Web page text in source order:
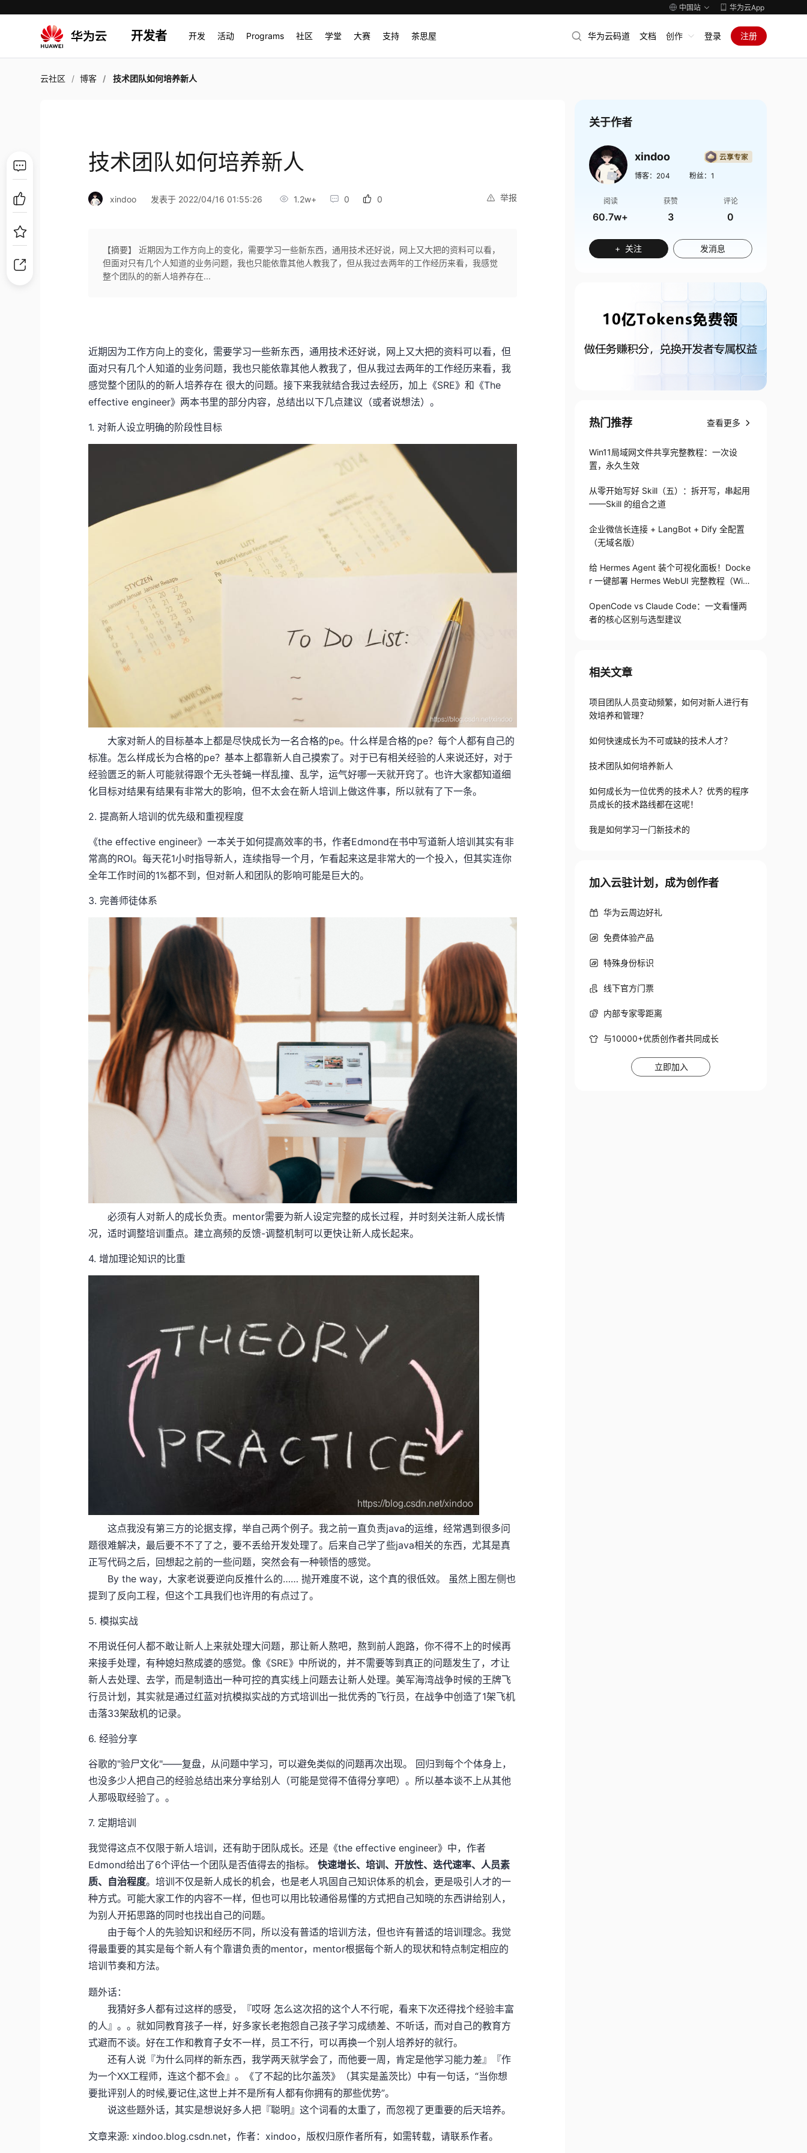
中国站 华为云App
开发者 开发 活动 Programs 社区 学堂 大赛 支持 茶思屋 华为云码道 文档 创作 登录 注册
云社区 博客 技术团队如何培养新人
技术团队如何培养新人
举报
xindoo 发表于 2022/04/16 01:55:26 1.2w+ 0 0
【摘要】 近期因为工作方向上的变化，需要学习一些新东西，通用技术还好说，网上又大把的资料可以看，
但面对只有几个人知道的业务问题，我也只能依靠其他人教我了，但从我过去两年的工作经历来看，我感觉
整个团队的的新人培养存在...
近期因为工作方向上的变化，需要学习一些新东西，通用技术还好说，网上又大把的资料可以看，但
面对只有几个人知道的业务问题，我也只能依靠其他人教我了，但从我过去两年的工作经历来看，我
感觉整个团队的的新人培养存在 很大的问题。接下来我就结合我过去经历，加上《SRE》和《The
effective engineer》两本书里的部分内容，总结出以下几点建议（或者说想法）。
1. 对新人设立明确的阶段性目标
大家对新人的目标基本上都是尽快成长为一名合格的pe。什么样是合格的pe？每个人都有自己的
标准。怎么样成长为合格的pe？基本上都靠新人自己摸索了。对于已有相关经验的人来说还好，对于
经验匮乏的新人可能就得跟个无头苍蝇一样乱撞、乱学，运气好哪一天就开窍了。也许大家都知道细
化目标对结果有结果有非常大的影响，但不太会在新人培训上做这件事，所以就有了下一条。
2. 提高新人培训的优先级和重视程度
《the effective engineer》一本关于如何提高效率的书，作者Edmond在书中写道新人培训其实有非
常高的ROI。每天花1小时指导新人，连续指导一个月，乍看起来这是非常大的一个投入，但其实连你
全年工作时间的1%都不到，但对新人和团队的影响可能是巨大的。
3. 完善师徒体系
必须有人对新人的成长负责。mentor需要为新人设定完整的成长过程，并时刻关注新人成长情
况，适时调整培训重点。建立高频的反馈-调整机制可以更快让新人成长起来。
4. 增加理论知识的比重
这点我没有第三方的论据支撑，举自己两个例子。我之前一直负责java的运维，经常遇到很多问
题很难解决，最后要不不了了之，要不丢给开发处理了。后来自己学了些java相关的东西，尤其是真
正写代码之后，回想起之前的一些问题，突然会有一种顿悟的感觉。
By the way，大家老说要逆向反推什么的…… 抛开难度不说，这个真的很低效。 虽然上图左侧也
提到了反向工程，但这个工具我们也许用的有点过了。
5. 模拟实战
不用说任何人都不敢让新人上来就处理大问题，那让新人熬吧，熬到前人跑路，你不得不上的时候再
来接手处理，有种媳妇熬成婆的感觉。像《SRE》中所说的，并不需要等到真正的问题发生了，才让
新人去处理、去学，而是制造出一种可控的真实线上问题去让新人处理。美军海湾战争时候的王牌飞
行员计划，其实就是通过红蓝对抗模拟实战的方式培训出一批优秀的飞行员，在战争中创造了1架飞机
击落33架敌机的记录。
6. 经验分享
谷歌的"验尸文化"——复盘，从问题中学习，可以避免类似的问题再次出现。 回归到每个个体身上，
也没多少人把自己的经验总结出来分享给别人（可能是觉得不值得分享吧）。所以基本谈不上从其他
人那吸取经验了。。
7. 定期培训
我觉得这点不仅限于新人培训，还有助于团队成长。还是《the effective engineer》中，作者
Edmond给出了6个评估一个团队是否值得去的指标。快速增长、培训、开放性、迭代速率、人员素
质、自治程度。培训不仅是新人成长的机会，也是老人巩固自己知识体系的机会，更是吸引人才的一
种方式。可能大家工作的内容不一样，但也可以用比较通俗易懂的方式把自己知晓的东西讲给别人，
为别人开拓思路的同时也找出自己的问题。
由于每个人的先验知识和经历不同，所以没有普适的培训方法，但也许有普适的培训理念。我觉
得最重要的其实是每个新人有个靠谱负责的mentor，mentor根据每个新人的现状和特点制定相应的
培训节奏和方法。
题外话：
我猜好多人都有过这样的感受，『哎呀 怎么这次招的这个人不行呢，看来下次还得找个经验丰富
的人』。。就如同教育孩子一样，好多家长老抱怨自己孩子学习成绩差、不听话，而对自己的教育方
式避而不谈。好在工作和教育子女不一样，员工不行，可以再换一个别人培养好的就行。
还有人说『为什么同样的新东西，我学两天就学会了，而他要一周，肯定是他学习能力差』『作
为一个XX工程师，连这个都不会』。《了不起的比尔盖茨》（其实是盖茨比）中有一句话，“当你想
要批评别人的时候,要记住,这世上并不是所有人都有你拥有的那些优势”。
说这些题外话，其实是想说好多人把『聪明』这个词看的太重了，而忽视了更重要的后天培养。
文章来源: xindoo.blog.csdn.net，作者：xindoo，版权归原作者所有，如需转载，请联系作者。
关于作者
xindoo
博客： 204 粉丝： 1
阅读
60.7w+
获赞
3
评论
0
+ 关注 发消息
热门推荐 查看更多
Win11局域网文件共享完整教程：一次设
置，永久生效
从零开始写好 Skill（五）：拆开写，串起用
——Skill 的组合之道
企业微信长连接 + LangBot + Dify 全配置
（无域名版）
给 Hermes Agent 装个可视化面板！Docke
r 一键部署 Hermes WebUI 完整教程（Win
OpenCode vs Claude Code：一文看懂两
者的核心区别与选型建议
相关文章
项目团队人员变动频繁，如何对新人进行有
效培养和管理？
如何快速成长为不可或缺的技术人才？
技术团队如何培养新人
如何成长为一位优秀的技术人？优秀的程序
员成长的技术路线都在这呢！
我是如何学习一门新技术的
加入云驻计划，成为创作者
华为云周边好礼
免费体验产品
特殊身份标识
线下官方门票
内部专家零距离
与10000+优质创作者共同成长
立即加入